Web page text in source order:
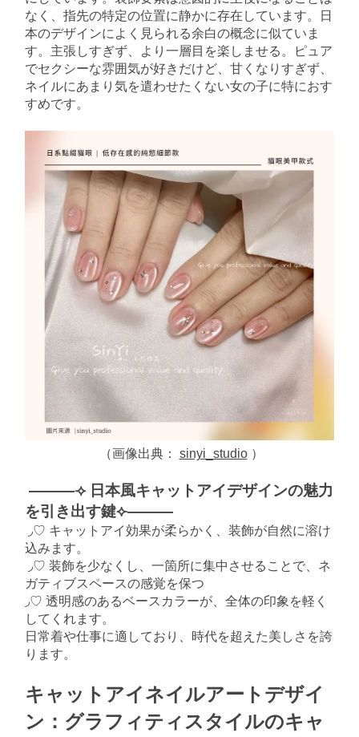
なく、指先の特定の位置に静かに存在しています。日
本のデザインによく見られる余白の概念に似ていま
す。主張しすぎず、より一層目を楽しませる。ピュア
でセクシーな雰囲気が好きだけど、甘くなりすぎず、
ネイルにあまり気を遣わせたくない女の子に特におす
すめです。
（画像出典： sinyi_studio ）
———⟢ 日本風キャットアイデザインの魅力
を引き出す鍵⟣———
◞♡ キャットアイ効果が柔らかく、装飾が自然に溶け
込みます。
◞♡ 装飾を少なくし、一箇所に集中させることで、ネ
ガティブスペースの感覚を保つ
◞♡ 透明感のあるベースカラーが、全体の印象を軽く
してくれます。
日常着や仕事に適しており、時代を超えた美しさを誇
ります。
キャットアイネイルアートデザイ
ン：グラフィティスタイルのキャ